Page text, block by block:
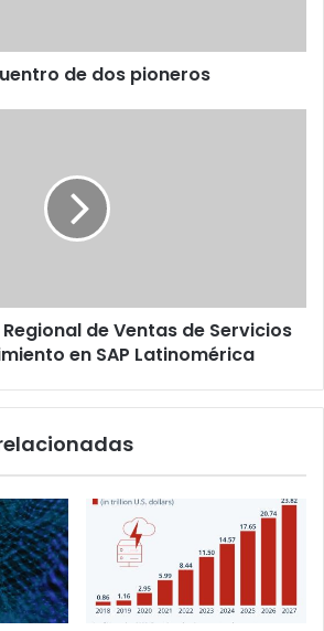
de dos pioneros
de Ventas de Servicios
en SAP Latinomérica